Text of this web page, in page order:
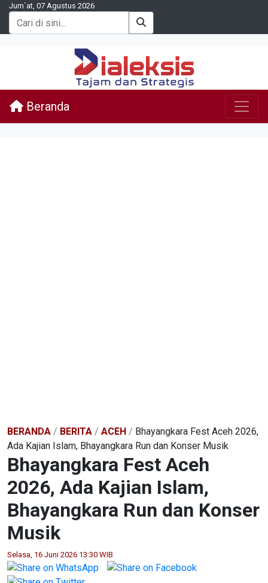
Jum`at, 07 Agustus 2026
Beranda
BERANDA / BERITA / ACEH / Bhayangkara Fest Aceh 2026,
Ada Kajian Islam, Bhayangkara Run dan Konser Musik
Bhayangkara Fest Aceh
2026, Ada Kajian Islam,
Bhayangkara Run dan Konser
Musik
Selasa, 16 Juni 2026 13:30 WIB